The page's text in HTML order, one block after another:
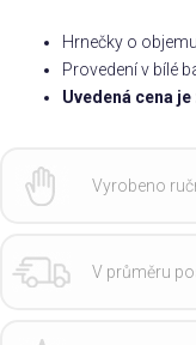
Hrnečky o
Provedení v bílé
Uvedená cena
Vyrobeno
V průměru